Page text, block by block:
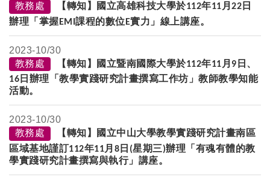
教務處
【轉知】國立高雄科技大學於112年11 月22 日
辦理「掌握 EMI 課程的數位 E實力」線上講座。
2023-10/30
教務處
【轉知】國立暨南國際大學於112年11 月 9 日、
16 日辦理「教學實踐研究計畫撰寫工作坊」教師教學知能
活動。
2023-10/30
教務處
【轉知】國立中山大學教學實踐研究計畫南區
區域基地謹訂112年11月 8 日 (星期三)辦理「有魂有體的教
學實踐研究計畫撰寫與執行」講座。